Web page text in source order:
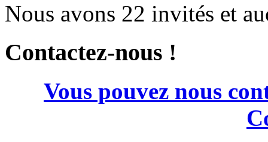
Nous avons 22 invités et
Contactez-nous !
Vous pouvez nous